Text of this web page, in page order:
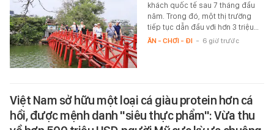
khách quốc tế sau 7 tháng đầu
năm. Trong đó, một thị trường
tiếp tục dẫn đầu với hơn 3 triệu…
ĂN - CHƠI - ĐI - 6 giờ trước
Việt Nam sở hữu một loại cá giàu protein hơn cá
hồi, được mệnh danh "siêu thực phẩm": Vừa thu